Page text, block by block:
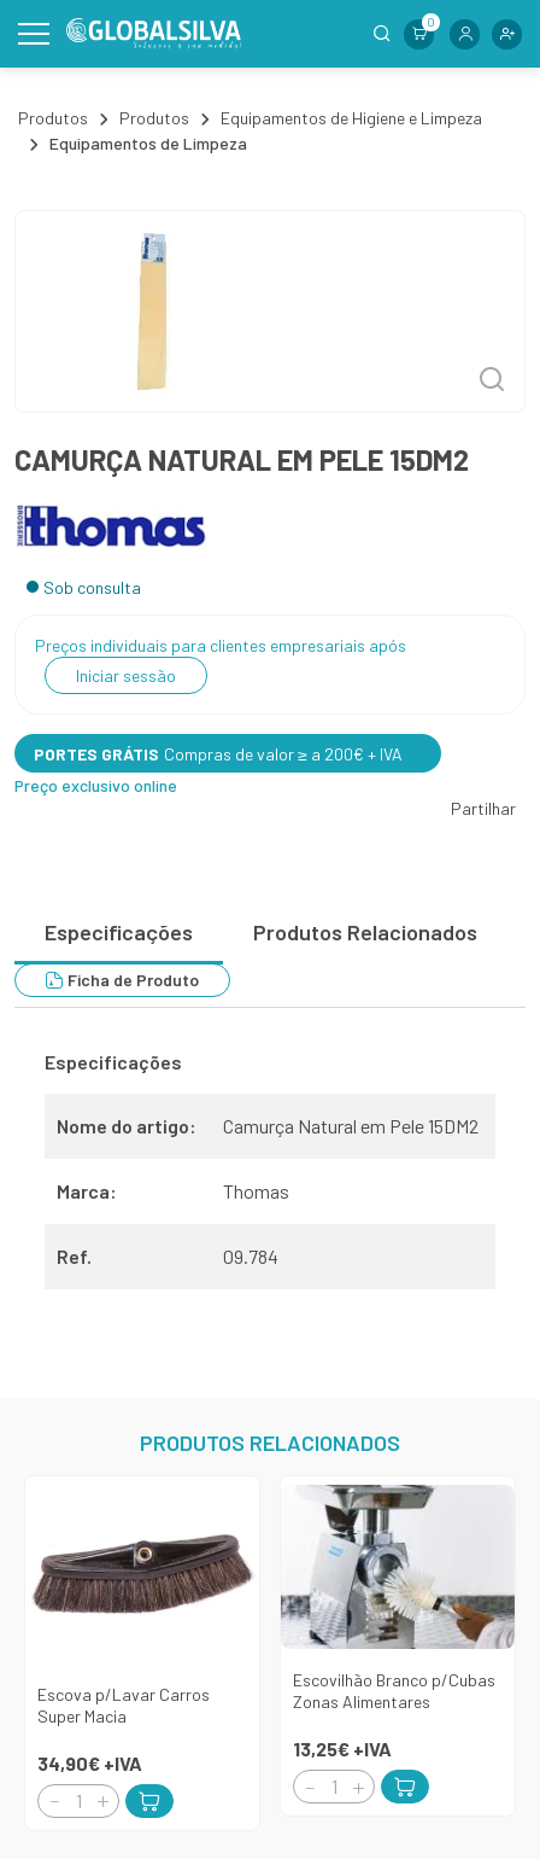
0
Produtos Produtos
Equipamentos de Higiene e Limpeza
Equipamentos de Limpeza
CAMURÇA NATURAL EM PELE 15DM2
Sob consulta
Preços individuais para clientes empresariais após
Iniciar sessão
PORTES GRÁTIS Compras de valor ≥ a 200€ + IVA
Preço exclusivo online
Partilhar
Especificações Produtos Relacionados
Ficha de Produto
Especificações
Nome do artigo: Camurça Natural em Pele 15DM2
Marca: Thomas
Ref. 09.784
PRODUTOS RELACIONADOS
Escova p/Lavar Carros
Super Macia
34,90€ +IVA
Escovilhão Branco p/Cubas
Zonas Alimentares
13,25€ +IVA